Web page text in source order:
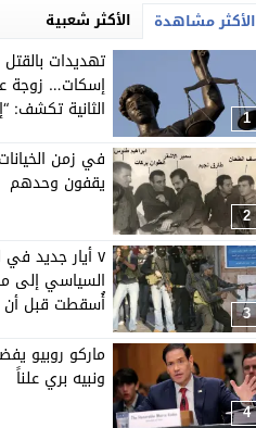
الأكثر مشاهدة الأكثر شعبية
1
تهديدات
إسكات… زوجة
الثانية تكشف:
2
في زمن
يقفون وحدهم
3
٧ أيار جديد
السياسي إلى
أُسقطت قبل أن
4
ماركو روبيو
ونبيه بري علناً